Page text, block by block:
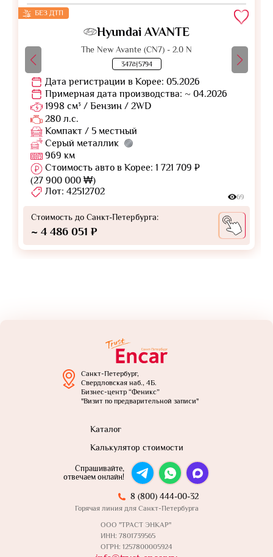
БЕЗ ДТП
Hyundai AVANTE
The New Avante (CN7) - 2.0 N
347러5794
Дата регистрации в Корее: 05.2026
Примерная дата производства: ~ 04.2026
1998 см³ / Бензин / 2WD
280 л.с.
Компакт / 5 местный
Серый металлик
969 км
Стоимость авто в Корее: 1 721 709 ₽
(27 900 000 ₩)
Лот: 42512702
69
Стоимость до Санкт-Петербурга:
~ 4 486 051 ₽
Санкт-Петербург,
Свердловская наб., 4Б.
Бизнес-центр “Феникс”
"Визит по предварительной записи"
Каталог
Калькулятор стоимости
Спрашивайте,
отвечаем онлайн!
8 (800) 444-00-32
Горячая линия для Санкт-Петербурга
ООО "ТРАСТ ЭНКАР"
ИНН: 7801739565
ОГРН: 1257800005924